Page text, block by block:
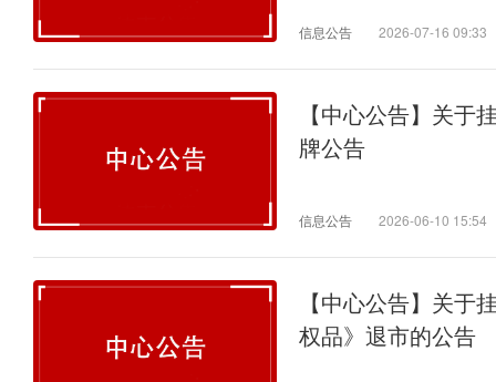
信息公告 2026-07-16 09:33
【中心公告】关于
牌公告
信息公告 2026-06-10 15:54
【中心公告】关于
权品》退市的公告